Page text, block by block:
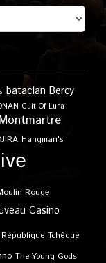
bataclan Bercy
Cult Of Luna
Hangman's
Rouge
Casino
République Tchèque
The Young Gods